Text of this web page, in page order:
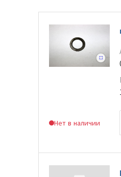
Нет в наличии